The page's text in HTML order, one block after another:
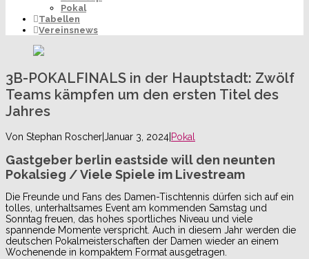
Pokal
Tabellen
Vereinsnews
3B-POKALFINALS in der Hauptstadt: Zwölf
Teams kämpfen um den ersten Titel des
Jahres
Von Stephan Roscher|Januar 3, 2024|Pokal
Gastgeber berlin eastside will den neunten
Pokalsieg / Viele Spiele im Livestream
Die Freunde und Fans des Damen-Tischtennis dürfen sich auf ein
tolles, unterhaltsames Event am kommenden Samstag und
Sonntag freuen, das hohes sportliches Niveau und viele
spannende Momente verspricht. Auch in diesem Jahr werden die
deutschen Pokalmeisterschaften der Damen wieder an einem
Wochenende in kompaktem Format ausgetragen.